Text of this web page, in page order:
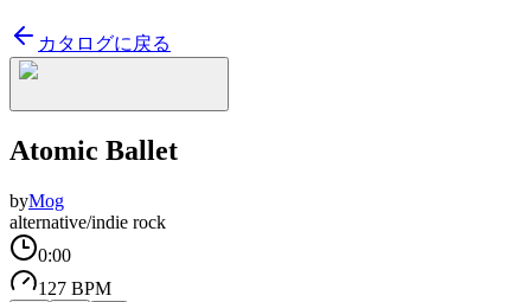
カタログに戻る
Atomic Ballet
byMog
alternative/indie rock
0:00
127 BPM